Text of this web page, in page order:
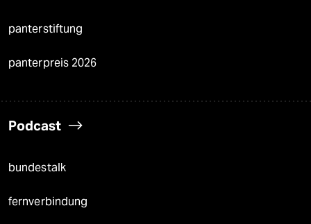
panterstiftung
panterpreis 2026
Podcast
bundestalk
fernverbindung